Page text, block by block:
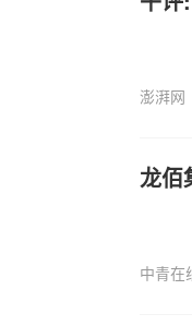
澎湃网
龙佰
中青在